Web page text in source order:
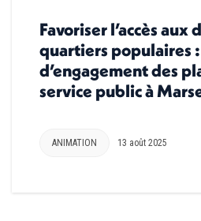
Favoriser l’accès aux
quartiers populaires
d’engagement des
service public à
ANIMATION 13 août 2025